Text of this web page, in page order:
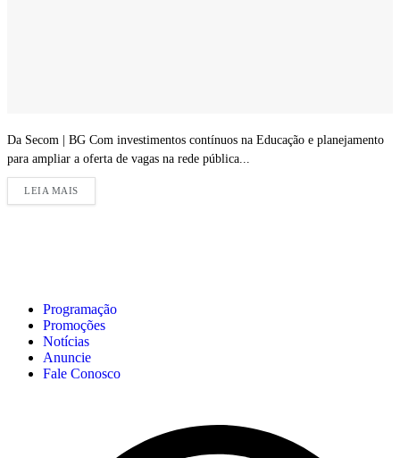
Da Secom | BG Com investimentos contínuos na Educação e planejamento
para ampliar a oferta de vagas na rede pública...
LEIA MAIS
Programação
Promoções
Notícias
Anuncie
Fale Conosco